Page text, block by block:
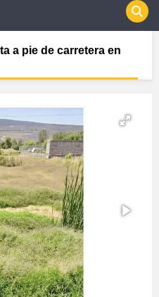
a pie de carretera en